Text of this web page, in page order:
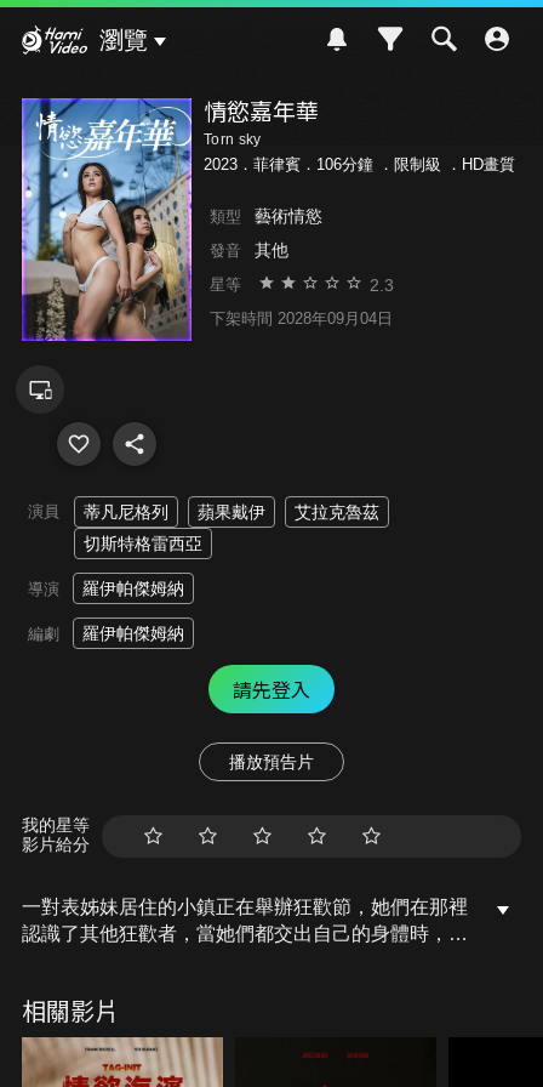
瀏覽
情慾嘉年華
Torn sky
2023．菲律賓．106分鐘 ． 限制級 ．HD畫質
類型 藝術情慾
發音 其他
星等 2.3
下架時間 2028年09月04日
演員 蒂凡尼格列 蘋果戴伊
艾拉克魯茲
切斯特格雷西亞
導演 羅伊帕傑姆納
編劇 羅伊帕傑姆納
請先登入
播放預告片
我的星等
影片給分
一對表姊妹居住的小鎮正在舉辦狂歡節，她們在那裡
認識了其他狂歡者，當她們都交出自己的身體時，夢
相關影片